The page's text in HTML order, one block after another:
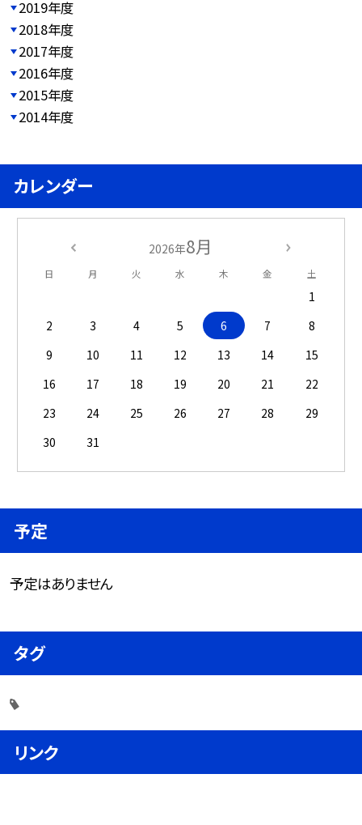
2019年度
2018年度
2017年度
2016年度
2015年度
2014年度
カレンダー
2026年8月
日 月 火 水 木 金 土
1
2
3 4 5 6 7
8
9
10 11 12 13 14
15
16
17 18 19 20 21
22
23
24 25 26 27 28
29
30
31
予定
予定はありません
タグ
リンク